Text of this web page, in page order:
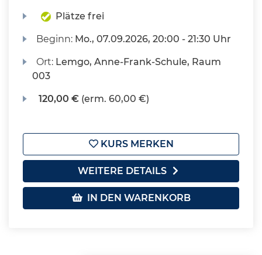
Plätze frei
Beginn: Mo., 07.09.2026, 20:00 - 21:30 Uhr
Ort: Lemgo, Anne-Frank-Schule, Raum
003
120,00 € (erm. 60,00 €)
KURS MERKEN
WEITERE DETAILS
IN DEN WARENKORB